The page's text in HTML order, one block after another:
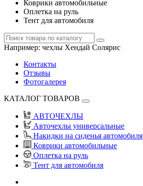
Коврики автомобильные
Оплетка на руль
Тент для автомобиля
Например: чехлы Хендай Солярис
Контакты
Отзывы
Фотогалерея
КАТАЛОГ ТОВАРОВ
АВТОЧЕХЛЫ
Авточехлы универсальные
Накидки на сиденья автомобиля
Коврики автомобильные
Оплетка на руль
Тент для автомобиля